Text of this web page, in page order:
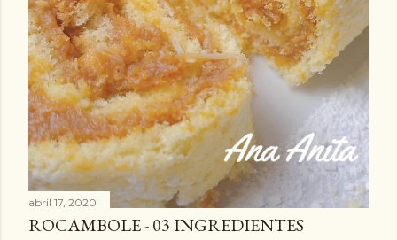
abril 17, 2020
ROCAMBOLE - 03 INGREDIENTES